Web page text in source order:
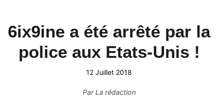
6ix9ine a été arrêté par la
police aux Etats-Unis !
12 Juillet 2018
ParLa rédaction